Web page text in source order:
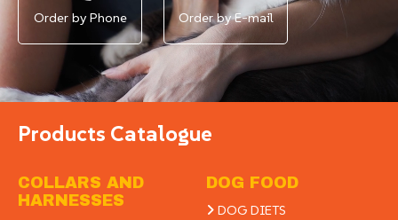
Order by Phone Order by E-mail
Products Catalogue
COLLARS AND
HARNESSES
DOG FOOD
DOG DIETS